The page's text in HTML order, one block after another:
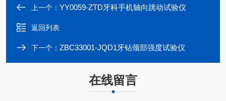
上一个： YY0059-ZTD牙科手机轴向跳动试验仪
返回列表
下一个： ZBC33001-JQD1牙钻颈部强度试验仪
在线留言